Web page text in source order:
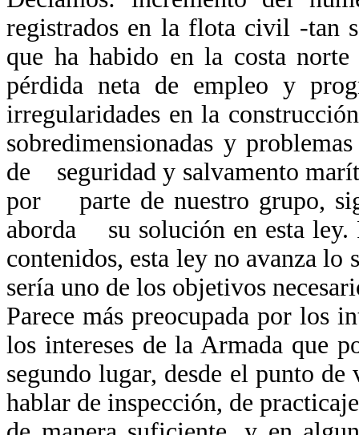
registrados en la flota civil -tan
que ha habido en la costa
pérdida neta de empleo y
irregularidades en la
sobredimensionadas y
de seguridad y salvamento
por parte de nuestro grupo,
aborda su solución en esta
contenidos, esta ley no avanza
sería uno de los objetivos
Parece más preocupada por los
los intereses de la Armada
segundo lugar, desde el punto
hablar de inspección, de